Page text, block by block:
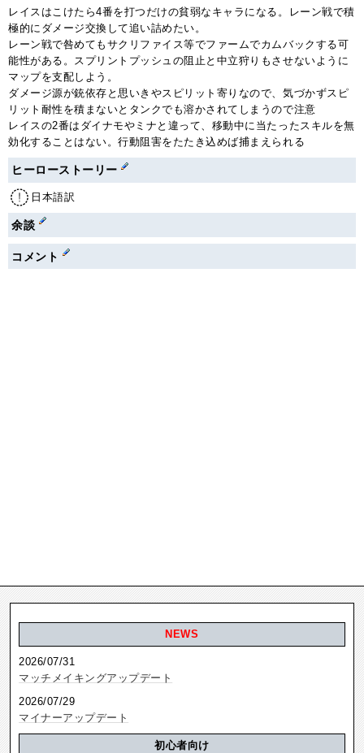
レイスはこけたら4番を打つだけの貧弱なキャラになる。レーン戦で積
極的にダメージ交換して追い詰めたい。
レーン戦で咎めてもサクリファイス等でファームでカムバックする可
能性がある。スプリントプッシュの阻止と中立狩りもさせないように
マップを支配しよう。
ダメージ源が銃依存と思いきやスピリット寄りなので、気づかずスピ
リット耐性を積まないとタンクでも溶かされてしまうので注意
レイスの2番はダイナモやミナと違って、移動中に当たったスキルを無
効化することはない。行動阻害をたたき込めば捕まえられる
ヒーローストーリー
日本語訳
余談
コメント
NEWS
2026/07/31
マッチメイキングアップデート
2026/07/29
マイナーアップデート
初心者向け